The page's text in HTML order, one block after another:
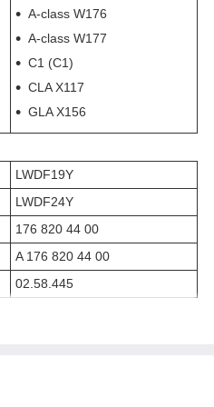
A-class W176
A-class W177
C1 (С1)
CLA X117
GLA X156
LWDF19Y
LWDF24Y
176 820 44 00
A 176 820 44 00
02.58.445